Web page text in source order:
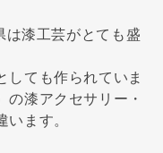
は漆工芸がとても盛
しても作られていま
漆アクセサリー・
ます。